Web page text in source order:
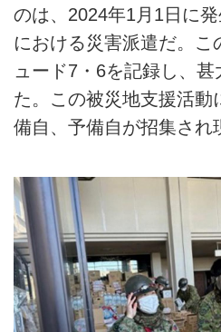
のは、2024年1月1日に
における災害派遣だ。こ
ュード7・6を記録し、
た。この被災地支援活動
備自、予備自が招集され